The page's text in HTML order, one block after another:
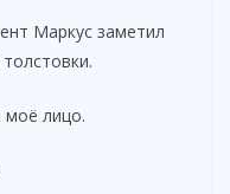
Маркус заметил
моё лицо.